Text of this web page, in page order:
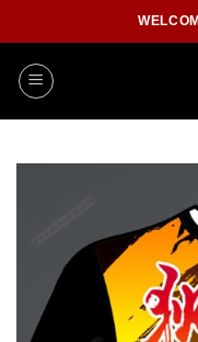
to
content